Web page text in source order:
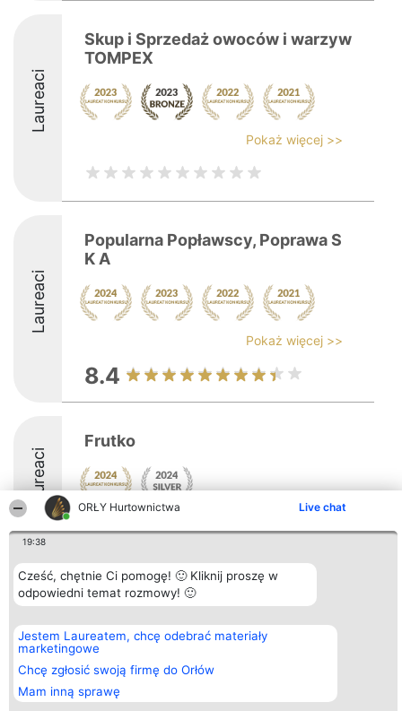
ORŁY Hurtownictwa Live chat
19:38
Cześć, chętnie Ci pomogę! 🙂 Kliknij proszę w
odpowiedni temat rozmowy! 🙂
Jestem Laureatem, chcę odebrać materiały
marketingowe
Chcę zgłosić swoją firmę do Orłów
Mam inną sprawę
Laureaci
Skup i Sprzedaż owoców i warzyw
TOMPEX
Pokaż więcej >>
Laureaci
Popularna Popławscy, Poprawa S
K A
Pokaż więcej >>
8.4
Laureaci
Frutko
8.8
Organizator plebiscytu
Bright Side Solutions sp. z o.
ul. Ruska 22
Wrocław 50-079
KRS 0000749100 | Regon
381313360 | NIP 8943132676
+48 508 492 400
Plebiscyt
Laureaci
wszystkich
Regulamin
Kontakt